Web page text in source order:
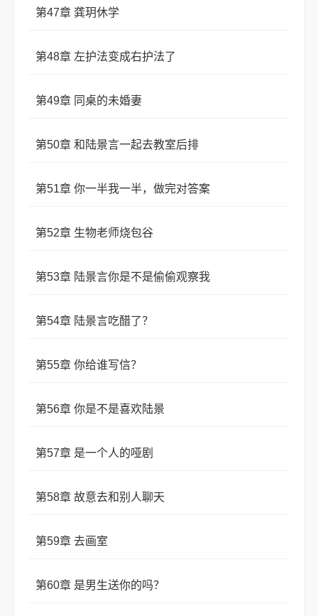
第47章 龚玥休学
第48章 左护法变成右护法了
第49章 同桌的未婚妻
第50章 和陆景言一起去教室后排
第51章 你一半我一半，做完对答案
第52章 生物老师烧包谷
第53章 陆景言你是不是偷偷观察我
第54章 陆景言吃醋了？
第55章 你给谁写信？
第56章 你是不是喜欢陆景
第57章 是一个人的哑剧
第58章 故意去和别人聊天
第59章 去画室
第60章 是男生送你的吗？